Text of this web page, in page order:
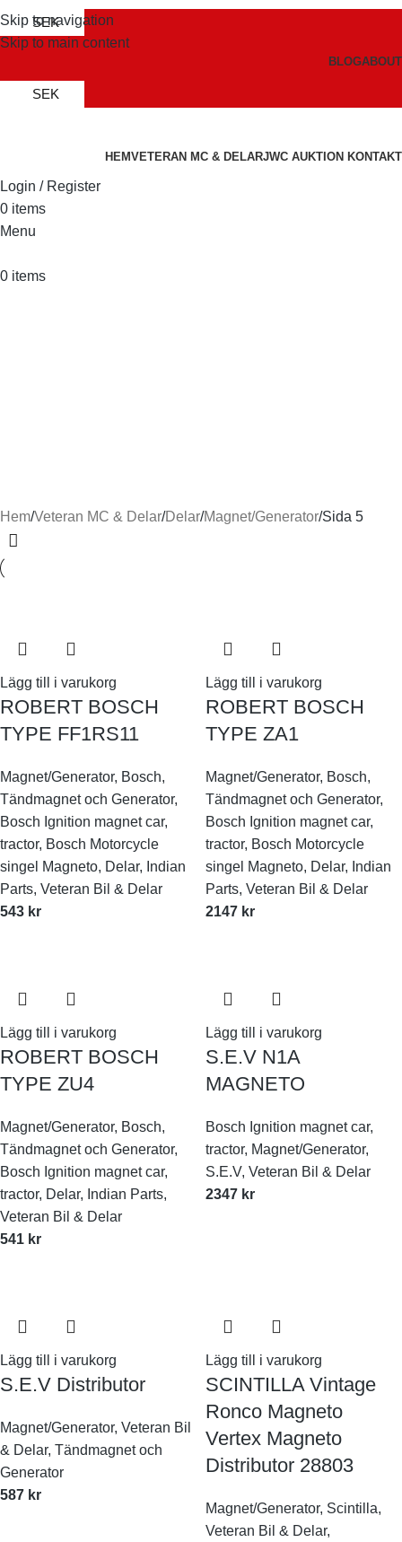
Skip to navigation
Skip to main content
SEK
BLOGABOUT
SEK
HEMVETERAN MC & DELARJWC AUKTION KONTAKT
Login / Register
0 items
Menu
0 items
Hem Veteran MC & Delar Delar Magnet/Generator Sida 5
Lägg till i varukorg
ROBERT BOSCH
TYPE FF1RS11
Magnet/Generator, Bosch,
Tändmagnet och Generator,
Bosch Ignition magnet car,
tractor, Bosch Motorcycle
singel Magneto, Delar, Indian
Parts, Veteran Bil & Delar
543 kr
Lägg till i varukorg
ROBERT BOSCH
TYPE ZA1
Magnet/Generator, Bosch,
Tändmagnet och Generator,
Bosch Ignition magnet car,
tractor, Bosch Motorcycle
singel Magneto, Delar, Indian
Parts, Veteran Bil & Delar
2147 kr
Lägg till i varukorg
ROBERT BOSCH
TYPE ZU4
Magnet/Generator, Bosch,
Tändmagnet och Generator,
Bosch Ignition magnet car,
tractor, Delar, Indian Parts,
Veteran Bil & Delar
541 kr
Lägg till i varukorg
S.E.V N1A
MAGNETO
Bosch Ignition magnet car,
tractor, Magnet/Generator,
S.E.V, Veteran Bil & Delar
2347 kr
Lägg till i varukorg
S.E.V Distributor
Magnet/Generator, Veteran Bil
& Delar, Tändmagnet och
Generator
587 kr
Lägg till i varukorg
SCINTILLA Vintage
Ronco Magneto
Vertex Magneto
Distributor 28803
Magnet/Generator, Scintilla,
Veteran Bil & Delar,